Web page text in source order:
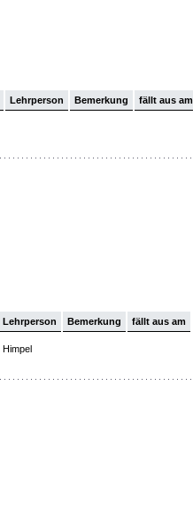
Lehrperson Bemerkung fällt aus am
Lehrperson Bemerkung fällt aus am
Himpel